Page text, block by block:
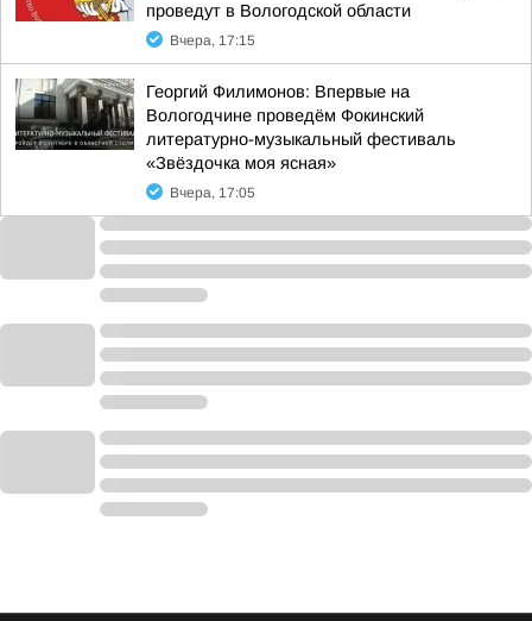
проведут в Вологодской области
Вчера, 17:15
Георгий Филимонов: Впервые на
Вологодчине проведём Фокинский
литературно-музыкальный фестиваль
«Звёздочка моя ясная»
Вчера, 17:05